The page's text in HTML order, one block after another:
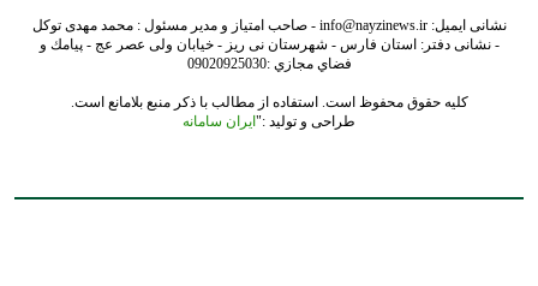
نشانی ایمیل: info@nayzinews.ir - صاحب امتیاز و مدیر مسئول : محمد مهدی توکل
- نشانی دفتر: استان فارس - شهرستان نی ریز - خیابان ولی عصر عج - پيامك و
فضاي مجازي :09020925030
کلیه حقوق محفوظ است. استفاده از مطالب با ذکر منبع بلامانع است.
طراحی و تولید :"ایران سامانه